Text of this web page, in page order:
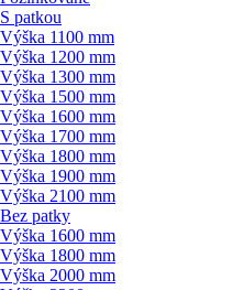
S patkou
Výška 1100 mm
Výška 1200 mm
Výška 1300 mm
Výška 1500 mm
Výška 1600 mm
Výška 1700 mm
Výška 1800 mm
Výška 1900 mm
Výška 2100 mm
Bez patky
Výška 1600 mm
Výška 1800 mm
Výška 2000 mm